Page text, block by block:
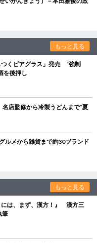
もっと見る
くビアグラス」発売 “強制
を後押し
店監修から冷製うどんまで“夏
メから雑貨まで約30ブランド
もっと見る
には、まず、漢方！』 漢方三
筆